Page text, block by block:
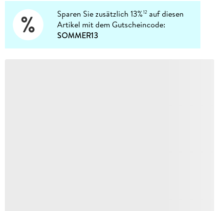
Sparen Sie zusätzlich 13%12 auf diesen
Artikel mit dem Gutscheincode:
SOMMER13